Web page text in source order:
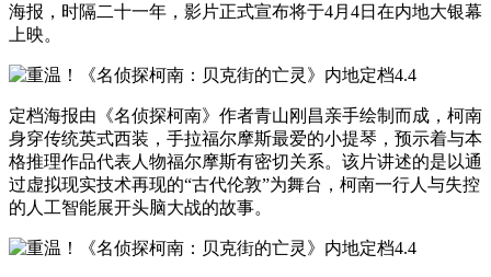
海报，时隔二十一年，影片正式宣布将于4月4日在内地大银幕
上映。
定档海报由《名侦探柯南》作者青山刚昌亲手绘制而成，柯南
身穿传统英式西装，手拉福尔摩斯最爱的小提琴，预示着与本
格推理作品代表人物福尔摩斯有密切关系。该片讲述的是以通
过虚拟现实技术再现的“古代伦敦”为舞台，柯南一行人与失控
的人工智能展开头脑大战的故事。